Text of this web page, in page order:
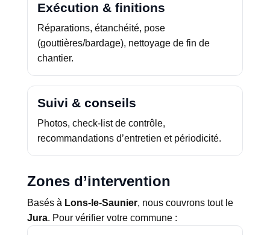
Exécution & finitions
Réparations, étanchéité, pose
(gouttières/bardage), nettoyage de fin de
chantier.
Suivi & conseils
Photos, check-list de contrôle,
recommandations d’entretien et périodicité.
Zones d’intervention
Basés à Lons-le-Saunier, nous couvrons tout le
Jura. Pour vérifier votre commune :